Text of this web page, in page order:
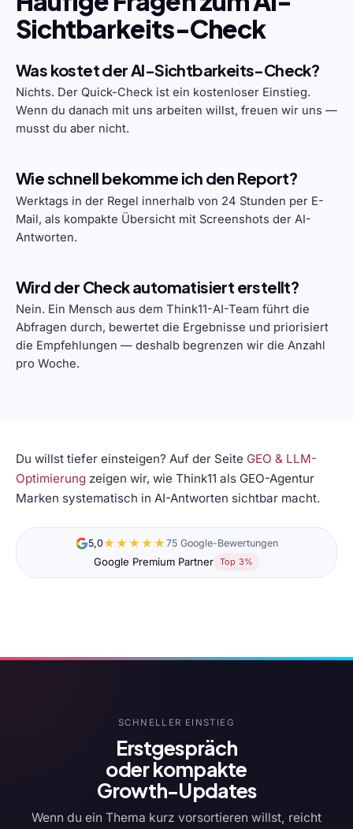
Sichtbarkeits-Check
Was kostet der AI-Sichtbarkeits-Check?
Nichts. Der Quick-Check ist ein kostenloser Einstieg.
Wenn du danach mit uns arbeiten willst, freuen wir uns —
musst du aber nicht.
Wie schnell bekomme ich den Report?
Werktags in der Regel innerhalb von 24 Stunden per E-
Mail, als kompakte Übersicht mit Screenshots der AI-
Antworten.
Wird der Check automatisiert erstellt?
Nein. Ein Mensch aus dem Think11-AI-Team führt die
Abfragen durch, bewertet die Ergebnisse und priorisiert
die Empfehlungen — deshalb begrenzen wir die Anzahl
pro Woche.
Du willst tiefer einsteigen? Auf der Seite GEO & LLM-
Optimierung zeigen wir, wie Think11 als GEO-Agentur
Marken systematisch in AI-Antworten sichtbar macht.
5,0★★★★★75 Google-Bewertungen
Google Premium Partner Top 3%
SCHNELLER EINSTIEG
Erstgespräch
oder kompakte
Growth-Updates
Wenn du ein Thema kurz vorsortieren willst, reicht